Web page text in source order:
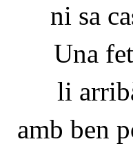
ni sa
Una
li
amb ben